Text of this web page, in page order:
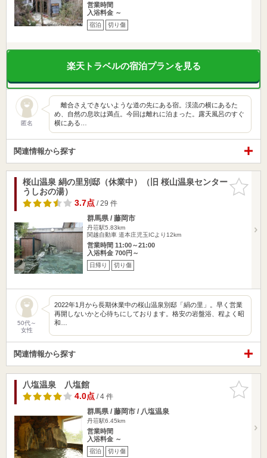
営業時間
入浴料金 ～
宿泊 切り傷
楽天トラベルの宿泊プランを見る
匿名
離合さえできないような道の先にある宿。渓流の横にあるた
め、自然の息吹は満点。今回は離れに泊まった。露天風呂のすぐ
横にある…
関連情報から探す
お気に入
りに追加
桜山温泉 絹の里別邸（休業中）（旧 桜山温泉センター
うしおの湯）
3.7点/ 29 件
群馬県 / 藤岡市
丹荘駅5.83km
関越自動車 道本庄児玉ICより12km
営業時間 11:00～21:00
入浴料金 700円～
日帰り 切り傷
50代～
女性
2022年1月から長期休業中の桜山温泉別邸「絹の里」。早く営業
再開しないかと心待ちにしております。格安の岩盤浴、程よく昭
和…
関連情報から探す
お気に入
りに追加
八塩温泉 八塩館
4.0点/ 4 件
群馬県 / 藤岡市 / 八塩温泉
丹荘駅6.45km
営業時間
入浴料金 ～
宿泊 切り傷